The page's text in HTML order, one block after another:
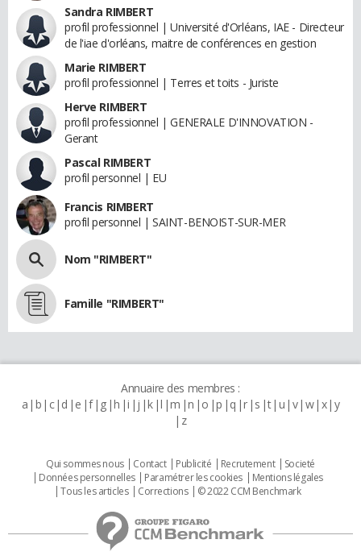
Sandra RIMBERT
profil professionnel | Université d'Orléans, IAE - Directeur
de l'iae d'orléans, maitre de conférences en gestion
Marie RIMBERT
profil professionnel | Terres et toits - Juriste
Herve RIMBERT
profil professionnel | GENERALE D'INNOVATION -
Gerant
Pascal RIMBERT
profil personnel | EU
Francis RIMBERT
profil personnel | SAINT-BENOIST-SUR-MER
Nom "RIMBERT"
Famille "RIMBERT"
Annuaire des membres :
a b c d e f g h i j k l m n o p q r s t u v w x y
z
Qui sommes nous Contact Publicité Recrutement
Societé
Données personnelles
Paramétrer les cookies
Mentions légales
Tous les articles
Corrections © 2022 CCM Benchmark